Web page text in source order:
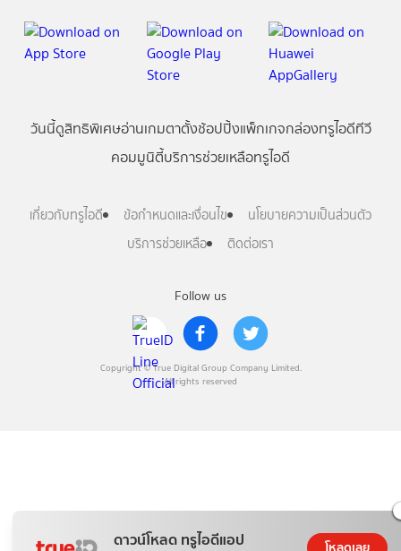
ดาวน์โหลด ทรูไอดีแอป โหลดเลย
Follow us
Copyright © True Digital Group Company Limited.
All rights reserved
วันนี้ดูสิทธิพิเศษอ่านเกมตาตั้งช้อปปิ้งแพ็กเกจกล่องทรูไอดีทีวี
คอมมูนิตี้บริการช่วยเหลือทรูไอดี
เกี่ยวกับทรูไอดี ข้อกำหนดและเงื่อนไข
นโยบายความเป็นส่วนตัว
บริการช่วยเหลือ
ติดต่อเรา